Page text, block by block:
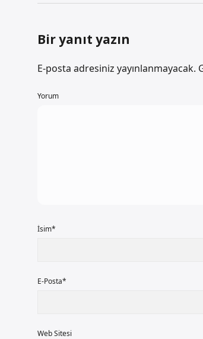
Bir yanıt yazın
E-posta adresiniz yayınlanmayacak.
Yorum
İsim*
E-Posta*
Web Sitesi